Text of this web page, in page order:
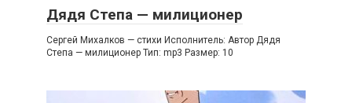
Дядя Степа — милиционер
Сергей Михалков — стихи Исполнитель: Автор Дядя
Степа — милиционер Тип: mp3 Размер: 10